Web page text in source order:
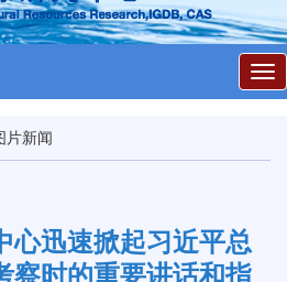
展
开
片新闻
心迅速掀起习近平总
察时的重要讲话和指